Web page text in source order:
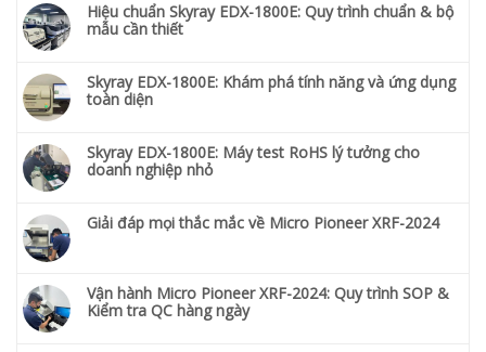
Hiệu chuẩn Skyray EDX-1800E: Quy trình chuẩn & bộ
mẫu cần thiết
Skyray EDX-1800E: Khám phá tính năng và ứng dụng
toàn diện
Skyray EDX-1800E: Máy test RoHS lý tưởng cho
doanh nghiệp nhỏ
Giải đáp mọi thắc mắc về Micro Pioneer XRF-2024
Vận hành Micro Pioneer XRF-2024: Quy trình SOP &
Kiểm tra QC hàng ngày